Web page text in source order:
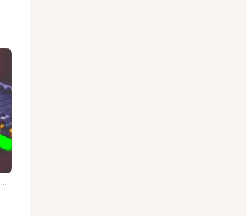
Tagoday x Pak Pong Vong Inst